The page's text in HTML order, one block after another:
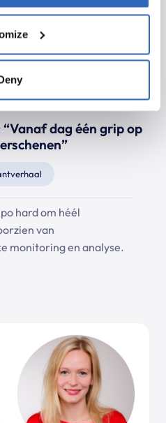
dag één grip op
hard om héél
van
monitoring en analyse.